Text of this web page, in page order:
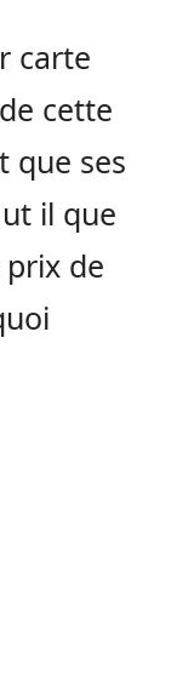
carte
cette
que ses
il que
prix de